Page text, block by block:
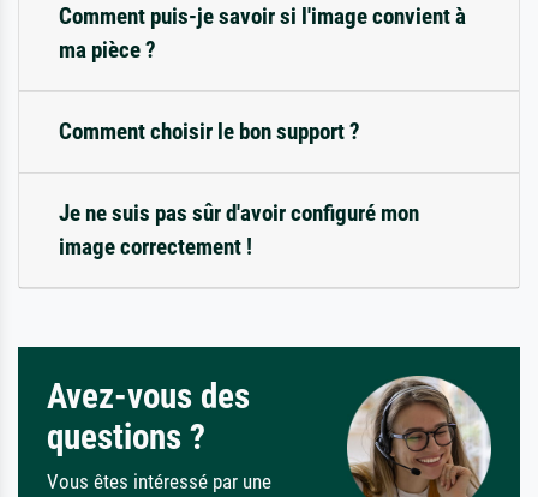
Comment puis-je savoir si l'image convient à
ma pièce ?
Comment choisir le bon support ?
Je ne suis pas sûr d'avoir configuré mon
image correctement !
Avez-vous des
questions ?
Vous êtes intéressé par une